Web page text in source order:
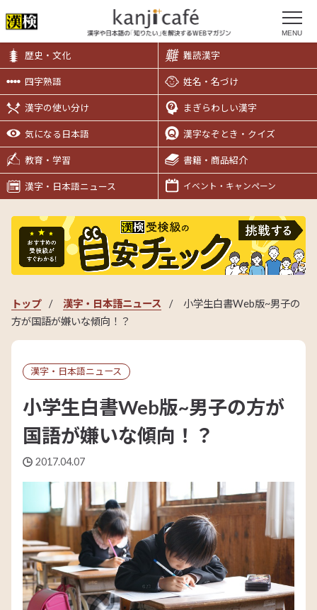
MENU
歴史・文化 難読漢字
四字熟語 姓名・名づけ
漢字の使い分け まぎらわしい漢字
気になる日本語 漢字なぞとき・クイズ
教育・学習 書籍・商品紹介
漢字・日本語ニュース イベント・キャンペーン
トップ 漢字・日本語ニュース
小学生白書Web版~男子の
方が国語が嫌いな傾向！？
漢字・日本語ニュース
小学生白書Web版~男子の方が
国語が嫌いな傾向！？
2017.04.07